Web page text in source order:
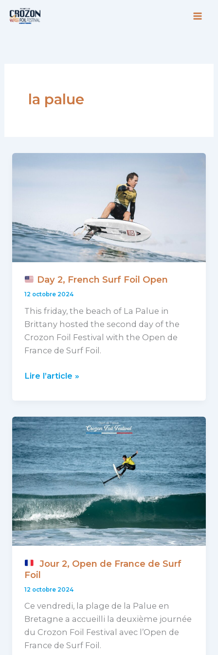
au
la palue
Day 2, French Surf Foil Open
12 octobre 2024
This friday, the beach of La Palue in
Brittany hosted the second day of the
Crozon Foil Festival with the Open de
France de Surf Foil.
French
Surf
Foil
Open
Lire l’article »
Jour 2, Open de France de Surf
Foil
12 octobre 2024
Ce vendredi, la plage de la Palue en
Bretagne a accueilli la deuxième journée
du Crozon Foil Festival avec l’Open de
France de Surf Foil.